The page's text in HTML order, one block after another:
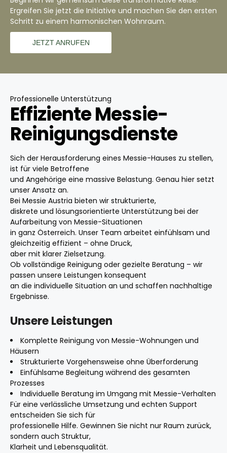
Ergreifen Sie jetzt die Initiative und machen Sie den ersten
Schritt zu einem harmonischen Wohnraum.
JETZT ANRUFEN
Professionelle Unterstützung
Effiziente Messie-
Reinigungsdienste
Sich der Herausforderung eines Messie-Hauses zu stellen,
ist für viele Betroffene
und Angehörige eine massive Belastung. Genau hier setzt
unser Ansatz an.
Bei Messie Austria bieten wir strukturierte,
diskrete und lösungsorientierte Unterstützung bei der
Aufarbeitung von Messie-Situationen
in ganz Österreich. Unser Team arbeitet einfühlsam und
gleichzeitig effizient – ohne Druck,
aber mit klarer Zielsetzung.
Ob vollständige Reinigung oder gezielte Beratung – wir
passen unsere Leistungen konsequent
an die individuelle Situation an und schaffen nachhaltige
Ergebnisse.
Unsere Leistungen
Komplette Reinigung von Messie-Wohnungen und
Häusern
Strukturierte Vorgehensweise ohne Überforderung
Einfühlsame Begleitung während des gesamten
Prozesses
Individuelle Beratung im Umgang mit Messie-Verhalten
Für eine verlässliche Umsetzung und echten Support
entscheiden Sie sich für
professionelle Hilfe. Gewinnen Sie nicht nur Raum zurück,
sondern auch Struktur,
Klarheit und Lebensqualität.